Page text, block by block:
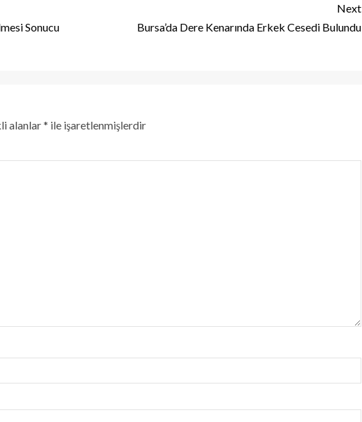
Sonucu
Next
Bursa’da Dere Kenarında Erkek Cesedi Bulundu
alanlar* ile işaretlenmişlerdir